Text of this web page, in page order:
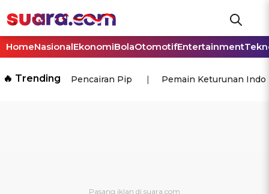
HomeNasionalEkonomiBolaOtomotifEntertainment
🔥 Trending Pencairan Pip Pemain Keturunan